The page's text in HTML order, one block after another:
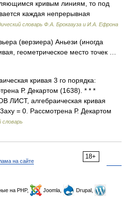
кривым линиям, то под
каждая непрерывная
словарь Ф.А. Брокгауза и И.А. Ефрона
(верзиера) Аньези (иногда
геометрическое место точек …
кривая 3 го порядка:
Р. Декартом (1638). * * *
алгебраическая кривая
= 0. Рассмотрена Р. Декартом
словарь
18+
на сайте
на PHP, Joomla,
Drupal,